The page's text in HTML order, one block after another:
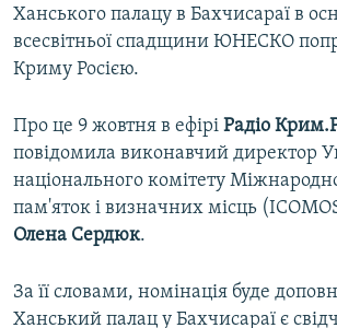
Усі сайти RFE/RL
Ханського палацу в Бахчисараї в
всесвітньої спадщини ЮНЕСКО
Криму Росією.
Про це 9 жовтня в ефірі Радіо
повідомила виконавчий директор
національного комітету
пам'яток і визначних місць
Олена Сердюк.
За її словами, номінація буде
Ханський палац у Бахчисараї є